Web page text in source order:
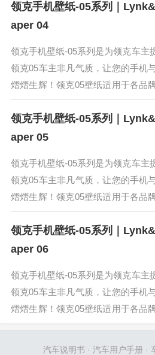
凑型SUV。领...
领克手机壁纸-05系列｜
aper 04
领克手机壁纸-05系列是为领克车主
领克05车主非凡气质，让您的手机
熠熠生辉！领克05壁纸适用于各品
清原图在手机相册，即可直接使用
凑型SUV。领...
领克手机壁纸-05系列｜
aper 05
领克手机壁纸-05系列是为领克车主
领克05车主非凡气质，让您的手机
熠熠生辉！领克05壁纸适用于各品
清原图在手机相册，即可直接使用
凑型SUV。领...
领克手机壁纸-05系列｜
aper 06
领克手机壁纸-05系列是为领克车主
领克05车主非凡气质，让您的手机
熠熠生辉！领克05壁纸适用于各品
汽车说明书 · 汽车用户手册·